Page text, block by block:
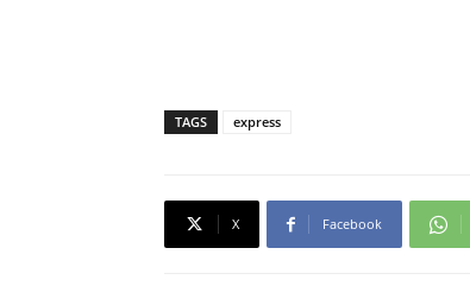
TAGS express
X Facebook